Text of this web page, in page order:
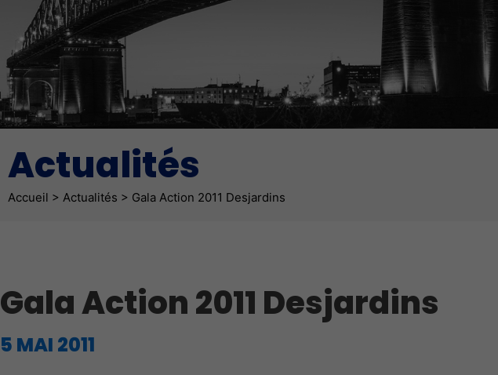
Actualités
Fil d'Ariane
Accueil > Actualités > Gala Action 2011 Desjardins
Gala Action 2011 Desjardins
5 MAI 2011